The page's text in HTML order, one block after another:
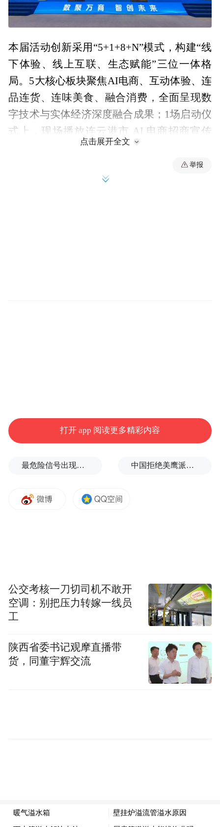
本届活动创新采用“5+1+8+N”模式，构建“线
下体验、线上互联、生态赋能”三位一体格
局。5大核心板块聚焦AI电商、互动体验、连
品连货、连味美食、融合消费，全面呈现数
字技术与实体经济深度融合成果；1场启动仪
式上，现场播放连云港市 AI 电商招商宣传
片，县区联合推介特色产业带，同步成立连
云港AI电商生态联盟、启动第七届518网络购
物季，为产业发展注入新动能；8项标志性子
晶和穿戴甲、赣榆海鲜、灌云主题服饰、灌
南菌菇、宠物经济、大健康等特色产业带集
中亮相，实现产地直供与全球采购高效衔
近年来，连云港市抢抓数字经济与人工智能
售额连续7年保持百亿增长，2025年突破
1400亿元。东海水晶和穿戴甲、赣榆海鲜、
消费等系列项目，以数字赋能产业、以消费
点击展开全文
举报
打开 app 阅读更多精彩内容
最危险信号出现！全球能源大动脉岌岌可危 中国拒绝美鹰派副防长访华？弦外之音被热议
公交考核一刀切司机不敢开
空调：别把压力转嫁一线员
工
陕西省委书记观摩直播带
货，同董宇辉交流